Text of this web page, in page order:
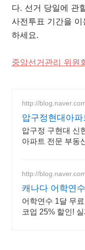
다. 선거 당일에 관
사전투표 기간을
하세요.
중앙선거관리 위원
http://
압구정현대아
압구정 구현대 신
아파트 전문 부동
http://
캐나다 어학연
어학연수 1달 무
코업 25% 할인!